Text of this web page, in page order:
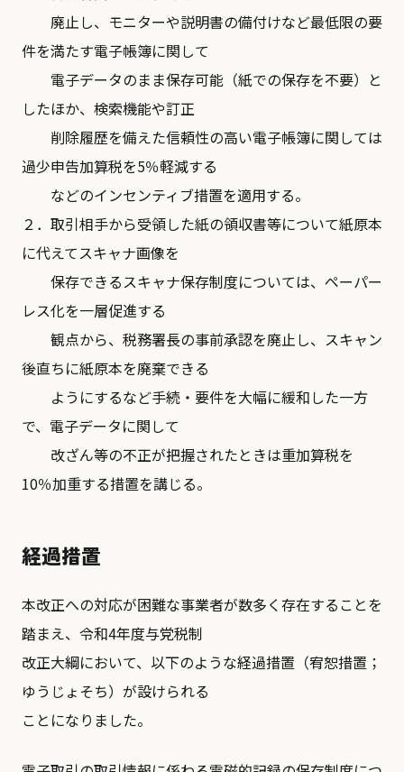
廃止し、モニターや説明書の備付けなど最低限の要
件を満たす電子帳簿に関して
電子データのまま保存可能（紙での保存を不要）と
したほか、検索機能や訂正
削除履歴を備えた信頼性の高い電子帳簿に関しては
過少申告加算税を5％軽減する
などのインセンティブ措置を適用する。
２．取引相手から受領した紙の領収書等について紙原本
に代えてスキャナ画像を
保存できるスキャナ保存制度については、ペーパー
レス化を一層促進する
観点から、税務署長の事前承認を廃止し、スキャン
後直ちに紙原本を廃棄できる
ようにするなど手続・要件を大幅に緩和した一方
で、電子データに関して
改ざん等の不正が把握されたときは重加算税を
10％加重する措置を講じる。
経過措置
本改正への対応が困難な事業者が数多く存在することを
踏まえ、令和4年度与党税制
改正大綱において、以下のような経過措置（宥恕措置；
ゆうじょそち）が設けられる
ことになりました。